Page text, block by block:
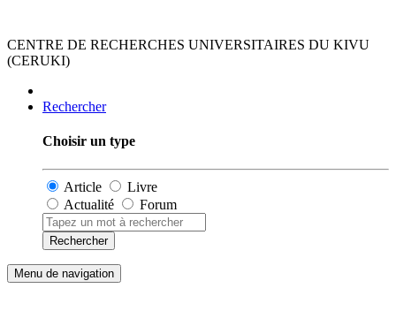
CENTRE DE RECHERCHES UNIVERSITAIRES DU KIVU
(CERUKI)
Rechercher
Choisir un type
Article
Livre
Actualité
Forum
Rechercher
Menu de navigation